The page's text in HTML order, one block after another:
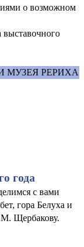
о возможном
выставочного
МУЗЕЯ РЕРИХА
года
с вами
гора Белуха и
Щербакову.